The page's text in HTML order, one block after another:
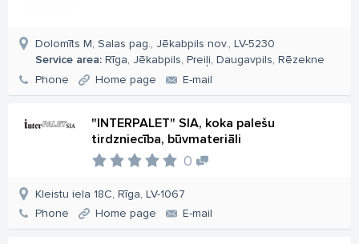
Dolomīts M, Salas pag., Jēkabpils nov., LV-5230
Service area: Rīga, Jēkabpils, Preiļi, Daugavpils, Rēzekne
Phone
Home page E-mail
"INTERPALET" SIA, koka palešu
tirdzniecība, būvmateriāli
0
Kleistu iela 18C, Rīga, LV-1067
Phone
Home page E-mail